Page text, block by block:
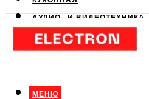
АУДИО- И ВИДЕОТЕХНИКА
КЛИМАТИЧЕСКАЯ
ДЛЯ КРАСОТЫ
МЕНЮ